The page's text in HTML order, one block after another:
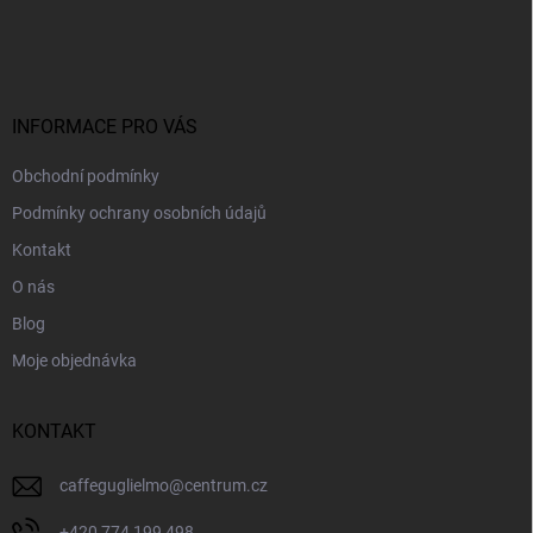
INFORMACE PRO VÁS
Obchodní podmínky
Podmínky ochrany osobních údajů
Kontakt
O nás
Blog
Moje objednávka
KONTAKT
caffeguglielmo@centrum.cz